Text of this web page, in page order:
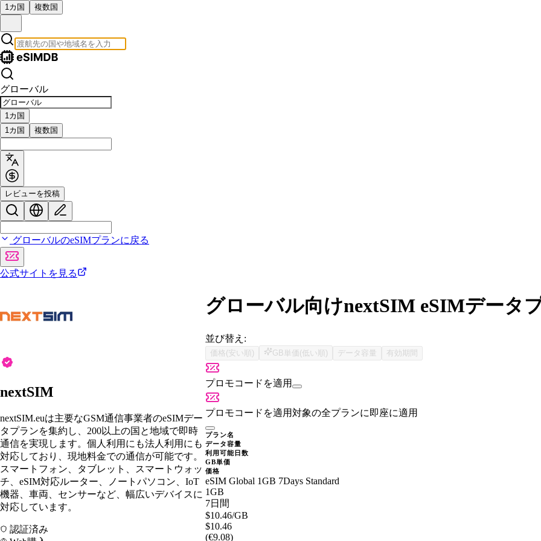
1カ国 複数国
グローバル
1カ国
1カ国
複数国
レビューを投稿
グローバルのeSIMプランに戻る
公式サイトを見る
nextSIM
nextSIM.euは主要なGSM通信事業者のeSIMデー
タプランを集約し、200以上の国と地域で即時
通信を実現します。個人利用にも法人利用にも
対応しており、現地料金での通信が可能です。
スマートフォン、タブレット、スマートウォッ
チ、eSIM対応ルーター、ノートパソコン、IoT
機器、車両、センサーなど、幅広いデバイスに
対応しています。
認証済み
グローバル向けnextSIM eSIMデータ
並び替え:
価格(安い順) GB単価(低い順) データ容量 有効期間
プロモコードを適用
プロモコードを適用対象の全プランに即座に適用
プラン名
データ容量
利用可能日数
GB単価
価格
eSIM Global 1GB 7Days Standard
1GB
7日間
$10.46/GB
$10.46
(€9.08)